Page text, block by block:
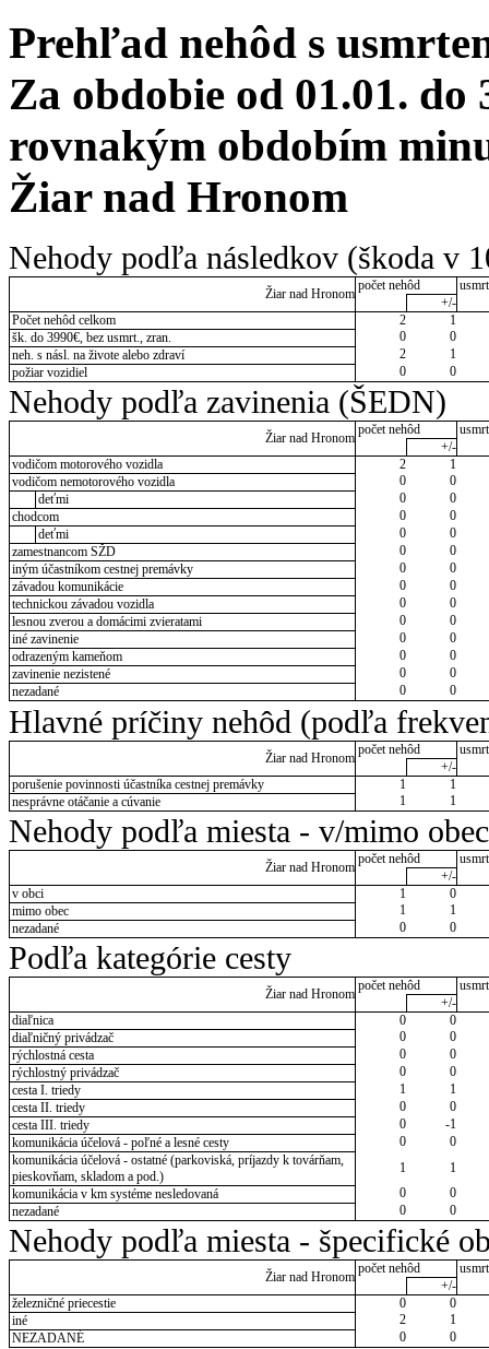
Prehľad nehôd s
Za obdobie od 01.01. do
rovnakým obdobím
Žiar nad Hronom
Nehody podľa následkov (škoda v
Žiar nad Hronom
počet nehôd
+/-
Počet nehôd celkom
2
1
šk. do 3990€, bez usmrt., zran.
0
0
neh. s násl. na živote alebo zdraví
2
1
požiar vozidiel
0 0
Nehody podľa zavinenia (ŠEDN)
Žiar nad Hronom
počet nehôd
+/-
vodičom motorového vozidla
2
1
vodičom nemotorového vozidla
0
0
deťmi
0
0
chodcom
0
0
deťmi
0
0
zamestnancom SŽD
0
0
iným účastníkom cestnej premávky
0
0
závadou komunikácie
0
0
technickou závadou vozidla
0
0
lesnou zverou a domácimi zvieratami
0
0
iné zavinenie
0
0
odrazeným kameňom
0
0
zavinenie nezistené
0
0
nezadané
0 0
Hlavné príčiny nehôd (podľa
Žiar nad Hronom
počet nehôd
+/-
porušenie povinnosti účastníka cestnej premávky
1
1
nesprávne otáčanie a cúvanie
1 1
Nehody podľa miesta - v/mimo obec
Žiar nad Hronom
počet nehôd
+/-
v obci
1
0
mimo obec
1
1
nezadané
0 0
Podľa kategórie cesty
Žiar nad Hronom
počet nehôd
+/-
diaľnica
0
0
diaľničný privádzač
0
0
rýchlostná cesta
0
0
rýchlostný privádzač
0
0
cesta I. triedy
1
1
cesta II. triedy
0
0
cesta III. triedy
0
-1
komunikácia účelová - poľné a lesné cesty
0
0
komunikácia účelová - ostatné (parkoviská, príjazdy k továrňam,
pieskovňam, skladom a pod.)
1
1
komunikácia v km systéme nesledovaná
0
0
nezadané
0 0
Nehody podľa miesta - špecifické
Žiar nad Hronom
počet nehôd
+/-
železničné priecestie
0
0
iné
2
1
NEZADANÉ
0 0